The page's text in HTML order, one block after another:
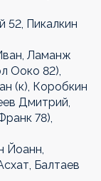
52, Пикалкин
Ламанж
Ооко 82),
(к), Коробкин
Дмитрий,
78),
Йоанн,
Балтаев